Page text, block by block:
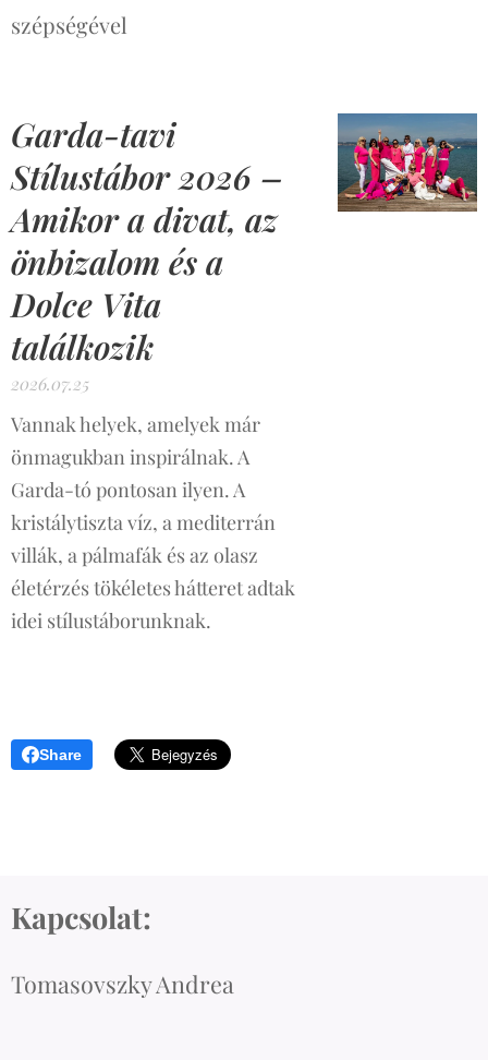
szépségével
Garda-tavi
Stílustábor 2026 –
Amikor a divat, az
önbizalom és a
Dolce Vita
találkozik
2026.07.25
Vannak helyek, amelyek már
önmagukban inspirálnak. A
Garda-tó pontosan ilyen. A
kristálytiszta víz, a mediterrán
villák, a pálmafák és az olasz
életérzés tökéletes hátteret adtak
idei stílustáborunknak.
Share
Kapcsolat:
Tomasovszky Andrea